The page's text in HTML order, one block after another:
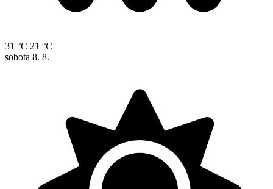
31 °C 21 °C
sobota 8. 8.